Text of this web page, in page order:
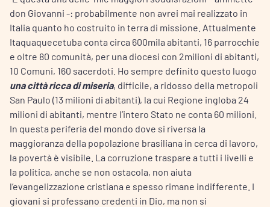
don Giovanni -: probabilmente non avrei mai realizzato in
Italia quanto ho costruito in terra di missione. Attualmente
Itaquaquecetuba conta circa 600mila abitanti, 16 parrocchie
e oltre 80 comunità, per una diocesi con 2milioni di abitanti,
10 Comuni, 160 sacerdoti. Ho sempre definito questo luogo
una città ricca di miseria, difficile, a ridosso della metropoli
San Paulo (13 milioni di abitanti), la cui Regione ingloba 24
milioni di abitanti, mentre l’intero Stato ne conta 60 milioni.
In questa periferia del mondo dove si riversa la
maggioranza della popolazione brasiliana in cerca di lavoro,
la povertà è visibile. La corruzione traspare a tutti i livelli e
la politica, anche se non ostacola, non aiuta
l’evangelizzazione cristiana e spesso rimane indifferente. I
giovani si professano credenti in Dio, ma non si